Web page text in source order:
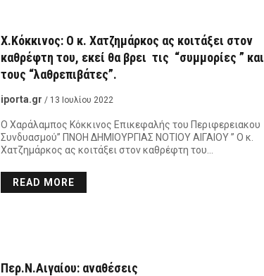
Χ.Κόκκινος: Ο κ. Χατζημάρκος ας κοιτάξει στον
καθρέφτη του, εκεί θα βρει τις “συμμορίες ” και
τους “λαθρεπιβάτες”.
iporta.gr / 13 Ιουλίου 2022
Ο Χαράλαμπος Κόκκινος Επικεφαλής του Περιφερειακου
Συνδυασμού” ΠΝΟΗ ΔΗΜΙΟΥΡΓΙΑΣ ΝΟΤΙΟΥ ΑΙΓΑΙΟΥ ” Ο κ.
Χατζημάρκος ας κοιτάξει στον καθρέφτη του…
READ MORE
Περ.Ν.Αιγαίου: αναθέσεις